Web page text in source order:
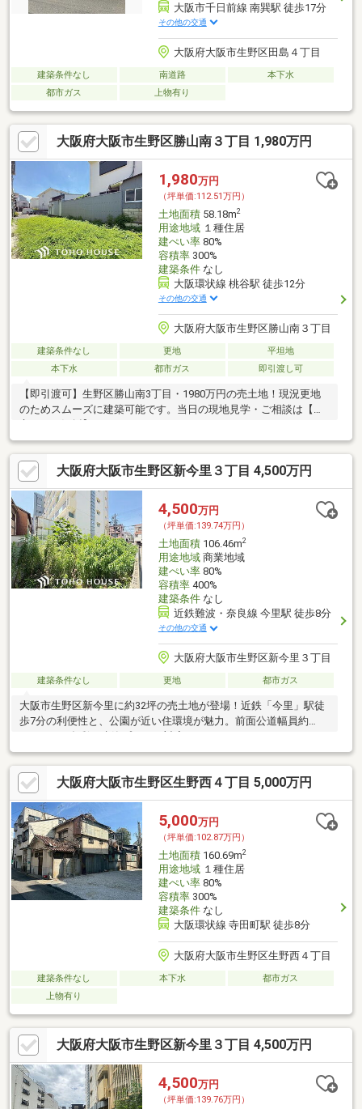
大阪市千日前線 南巽駅 徒歩17分
その他の交通
大阪府大阪市生野区田島４丁目
建築条件なし 南道路
本下水
都市ガス
上物有り
大阪府大阪市生野区勝山南３丁目 1,980万円
1,980万円
（坪単価:112.51万円）
土地面積58.18m2
用途地域１種住居
建ぺい率80%
容積率300%
建築条件なし
大阪環状線 桃谷駅 徒歩12分
その他の交通
大阪府大阪市生野区勝山南３丁目
建築条件なし 更地
平坦地
本下水
都市ガス 即引渡し可
【即引渡可】生野区勝山南3丁目・1980万円の売土地！現況更地
のためスムーズに建築可能です。当日の現地見学・ご相談は【東
大阪府大阪市生野区新今里３丁目 4,500万円
4,500万円
（坪単価:139.74万円）
土地面積106.46m2
用途地域商業地域
建ぺい率80%
容積率400%
建築条件なし
近鉄難波・奈良線 今里駅 徒歩8分
その他の交通
大阪府大阪市生野区新今里３丁目
建築条件なし 更地 都市ガス
大阪市生野区新今里に約32坪の売土地が登場！近鉄「今里」駅徒
歩7分の利便性と、公園が近い住環境が魅力。前面公道幅員約
大阪府大阪市生野区生野西４丁目 5,000万円
5,000万円
（坪単価:102.87万円）
土地面積160.69m2
用途地域１種住居
建ぺい率80%
容積率300%
建築条件なし
大阪環状線 寺田町駅 徒歩8分
大阪府大阪市生野区生野西４丁目
建築条件なし 本下水
都市ガス
上物有り
大阪府大阪市生野区新今里３丁目 4,500万円
4,500万円
（坪単価:139.76万円）